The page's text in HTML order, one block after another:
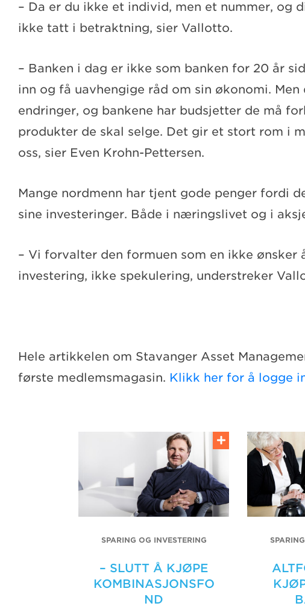
– Da er du ikke et individ, men et nummer, og
ikke tatt i betraktning, sier Vallotto.
– Banken i dag er ikke som banken for 20 år
inn og få uavhengige råd om sin økonomi.
endringer, og bankene har budsjetter de må
produkter de skal selge. Det gir et stort rom i
oss, sier Even Krohn-Pettersen.
Mange nordmenn har tjent gode penger fordi
sine investeringer. Både i næringslivet og i
– Vi forvalter den formuen som en ikke ønsker
investering, ikke spekulering, understreker
Hele artikkelen om Stavanger Asset
første medlemsmagasin. Klikk her for å logge
SPARING OG INVESTERING
– SLUTT Å KJØPE
KOMBINASJONSFO
ND